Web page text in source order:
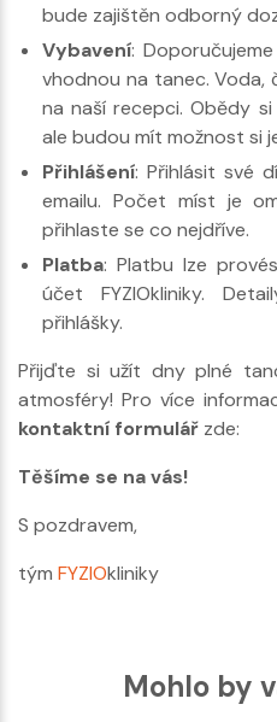
bude zajištěn odborný
Vybavení:
vhodnou na tanec. Voda,
na naší recepci. Obědy
ale budou mít možnost si
Přihlášení: Přihlásit své
emailu. Počet míst je
přihlaste se co nejdříve.
Platba: Platbu lze
účet FYZIOkliniky.
přihlášky.
Přijďte si užít dny plné
atmosféry! Pro více
kontaktní formulář zde:
Těšíme se na vás!
S pozdravem,
tým FYZIOkliniky
Mohlo by